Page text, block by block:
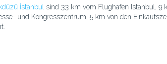
İstanbul
sind 33 km vom Flughafen Istanbul, 9
und Kongresszentrum, 5 km von den